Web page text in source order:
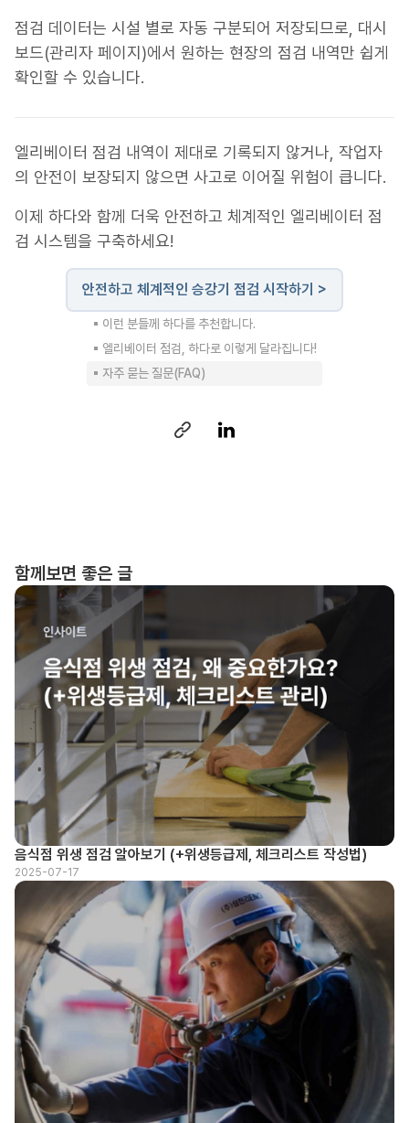
점검 데이터는 시설 별로 자동 구분되어 저장되므로, 대시
보드(관리자 페이지)에서 원하는 현장의 점검 내역만 쉽게
확인할 수 있습니다.
엘리베이터 점검 내역이 제대로 기록되지 않거나, 작업자
의 안전이 보장되지 않으면 사고로 이어질 위험이 큽니다.
이제 하다와 함께 더욱 안전하고 체계적인 엘리베이터 점
검 시스템을 구축하세요!
안전하고 체계적인 승강기 점검 시작하기 >
▪︎ 이런 분들께 하다를 추천합니다.
▪︎ 엘리베이터 점검, 하다로 이렇게 달라집니다!
▪︎ 자주 묻는 질문(FAQ)
함께보면 좋은 글
음식점 위생 점검 알아보기 (+위생등급제, 체크리스트 작성법)
2025-07-17